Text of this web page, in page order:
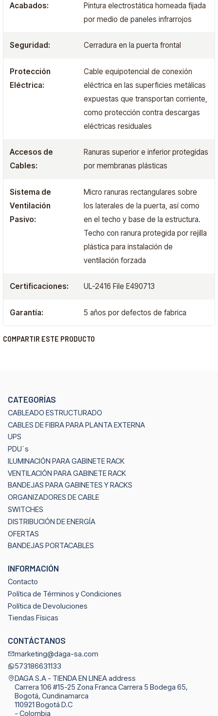
Acabados:
Pintura electrostática horneada fijada
por medio de paneles infrarrojos
Seguridad: Cerradura en la puerta frontal
Protección
Eléctrica:
Cable equipotencial de conexión
eléctrica en las superficies metálicas
expuestas que transportan corriente,
como protección contra descargas
eléctricas residuales
Accesos de
Cables:
Ranuras superior e inferior protegidas
por membranas plásticas
Sistema de
Ventilación
Pasivo:
Micro ranuras rectangulares sobre
los laterales de la puerta, así como
en el techo y base de la estructura.
Techo con ranura protegida por rejilla
plástica para instalación de
ventilación forzada
Certificaciones: UL-2416 File E490713
Garantía: 5 años por defectos de fabrica
COMPARTIR ESTE PRODUCTO
CATEGORÍAS
CABLEADO ESTRUCTURADO
CABLES DE FIBRA PARA PLANTA EXTERNA
UPS
PDU´s
ILUMINACIÓN PARA GABINETE RACK
VENTILACIÓN PARA GABINETE RACK
BANDEJAS PARA GABINETES Y RACKS
ORGANIZADORES DE CABLE
SWITCHES
DISTRIBUCIÓN DE ENERGÍA
OFERTAS
BANDEJAS PORTACABLES
INFORMACIÓN
Contacto
Política de Términos y Condiciones
Política de Devoluciones
Tiendas Físicas
CONTÁCTANOS
marketing@daga-sa.com
573186631133
DAGA S.A - TIENDA EN LINEA address
Carrera 106 #15-25 Zona Franca Carrera 5 Bodega 65,
Bogotá, Cundinamarca
110921 Bogotá D.C
- Colombia